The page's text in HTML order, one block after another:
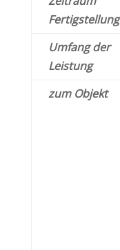
Fertigstellung
Umfang der
Leistung
zum Objekt